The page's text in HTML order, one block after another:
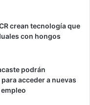
crean tecnología que
con hongos
podrán
acceder a nuevas